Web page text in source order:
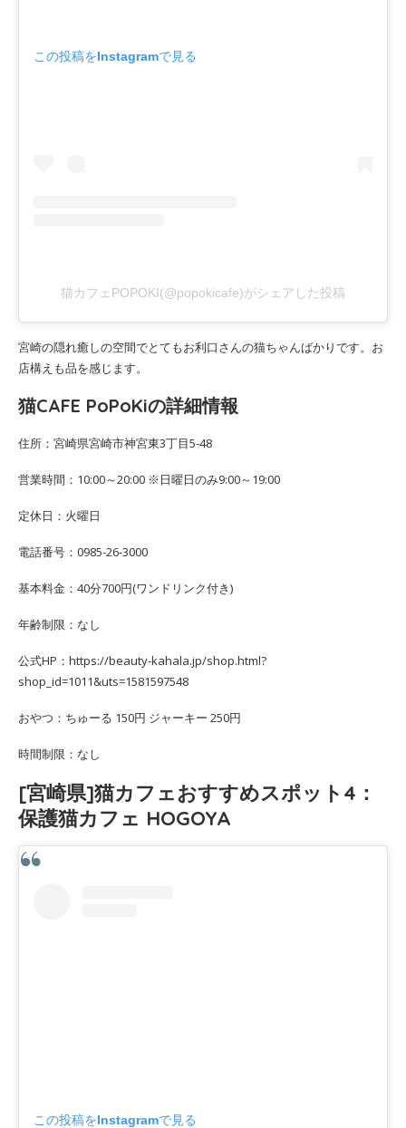
この投稿をInstagramで見る
猫カフェPOPOKI(@popokicafe)がシェアした投稿
宮崎の隠れ癒しの空間でとてもお利口さんの猫ちゃんばかりです。お
店構えも品を感じます。
猫CAFE PoPoKiの詳細情報
住所：宮崎県宮崎市神宮東3丁目5-48
営業時間：10:00～20:00 ※日曜日のみ9:00～19:00
定休日：火曜日
電話番号：0985-26-3000
基本料金：40分700円(ワンドリンク付き)
年齢制限：なし
公式HP：https://beauty-kahala.jp/shop.html?
shop_id=1011&uts=1581597548
おやつ：ちゅーる 150円 ジャーキー 250円
時間制限：なし
[宮崎県]猫カフェおすすめスポット4：
保護猫カフェ HOGOYA
この投稿をInstagramで見る